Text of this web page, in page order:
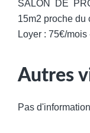
SALON DE
15m2 proche du
Loyer : 75€/
Autres
Pas